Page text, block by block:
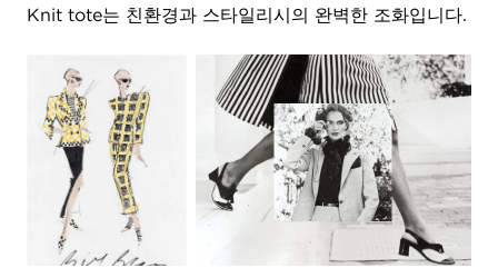
Knit tote는 친환경과 스타일리시의 완벽한 조화입니다.